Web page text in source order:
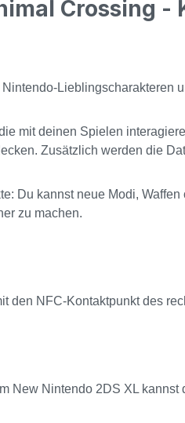
Crossing -
Lieblingscharakteren
mit deinen Spielen
Zusätzlich werden die
Du kannst neue Modi,
zu machen.
den NFC-Kontaktpunkt des
New Nintendo 2DS XL